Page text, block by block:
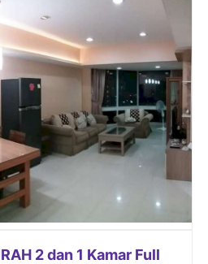
2 dan 1 Kamar Full